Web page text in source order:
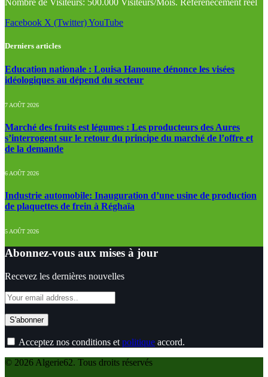
Nombre de Visiteurs: 500.000 Visiteurs/Mois. Réferenecement réel
Facebook X (Twitter)YouTube
Derniers articles
Education nationale : Louisa Hanoune dénonce les visées
idéologiques au dépend du secteur
7 AOÛT 2026
Marché des fruits est légumes : Les producteurs des Aures
s’interrogent sur le retour du principe du marché de l’offre et
de la demande
6 AOÛT 2026
Industrie automobile: Inauguration d’une usine de production
de plaquettes de frein à Réghaïa
5 AOÛT 2026
Abonnez-vous aux mises à jour
Recevez les dernières nouvelles
Acceptez nos conditions et politique accord.
© 2026 Algerie62. Tous droits réservés